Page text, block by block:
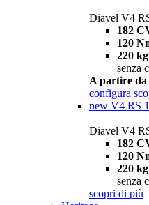
Diavel V4
182
120
220 kg
senza
A partire da
configura
new V4 RS
Diavel V4
182
120
220 kg
senza
scopri di più